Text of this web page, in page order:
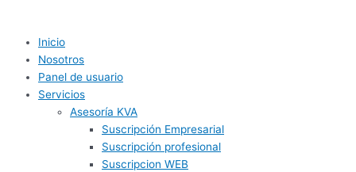
Inicio
Nosotros
Panel de usuario
Servicios
Asesoría KVA
Suscripción Empresarial
Suscripción profesional
Suscripcion WEB